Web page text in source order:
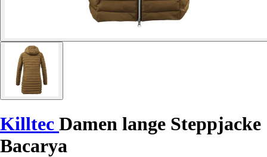
Killtec Damen lange Steppjacke
Bacarya